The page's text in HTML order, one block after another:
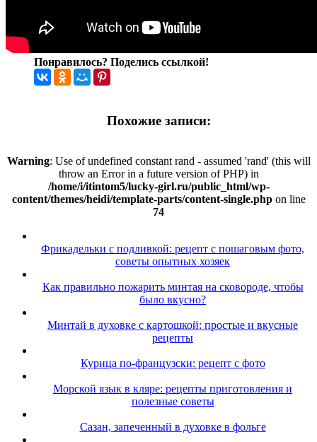
Понравилось? Поделись ссылкой!
Похожие записи:
Warning: Use of undefined constant rand - assumed 'rand' (this will
throw an Error in a future version of PHP) in
/home/i/itintom5/lucky-girl.ru/public_html/wp-
content/themes/heidi/template-parts/content-single.phpon line
74
Фрикадельки с подливкой: рецепт с пошаговым фото,
советы опытных хозяек
Как правильно пожарить минтая на сковороде, чтобы
было вкусно?
Минтай в духовке с картошкой: простые и вкусные
рецепты
Курица по-французски: рецепт с фото
Морской язык в кляре: рецепты приготовления и
полезные советы
Сазан, запеченный в духовке в фольге